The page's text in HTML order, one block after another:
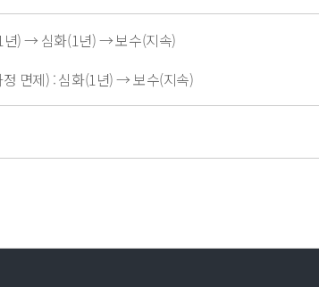
년) → 심화(1년) → 보수(지속)
면제) : 심화(1년) → 보수(지속)